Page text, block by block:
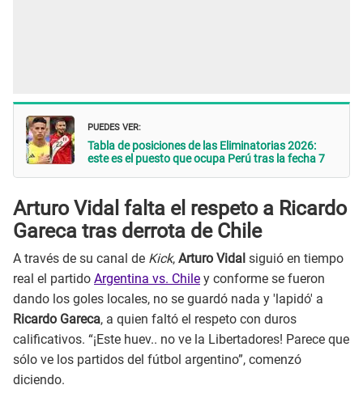
PUEDES VER:
Tabla de posiciones de las Eliminatorias 2026:
este es el puesto que ocupa Perú tras la fecha 7
Arturo Vidal falta el respeto a Ricardo
Gareca tras derrota de Chile
A través de su canal de Kick, Arturo Vidal siguió en tiempo
real el partido Argentina vs. Chile y conforme se fueron
dando los goles locales, no se guardó nada y 'lapidó' a
Ricardo Gareca, a quien faltó el respeto con duros
calificativos. “¡Este huev.. no ve la Libertadores! Parece que
sólo ve los partidos del fútbol argentino”, comenzó
diciendo.